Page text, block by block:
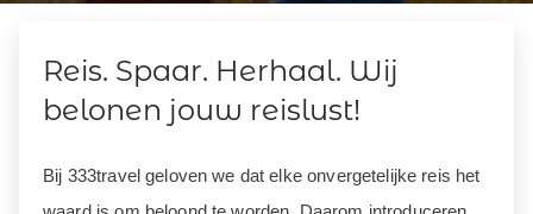
Reis. Spaar. Herhaal. Wij
belonen jouw reislust!
Bij 333travel geloven we dat elke onvergetelijke reis het